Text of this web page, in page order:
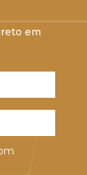
em